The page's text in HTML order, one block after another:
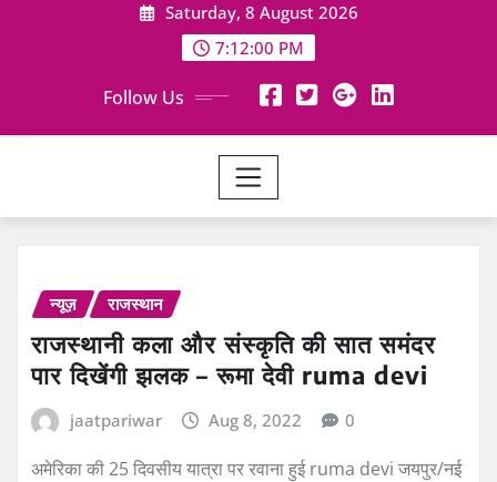
Saturday, 8 August 2026
7:12:01 PM
Follow Us
न्यूज़ राजस्थान
राजस्थानी कला और संस्कृति की सात समंदर
पार दिखेंगी झलक – रूमा देवी ruma devi
jaatpariwar Aug 8, 2022 0
अमेरिका की 25 दिवसीय यात्रा पर रवाना हुई ruma devi जयपुर/नई